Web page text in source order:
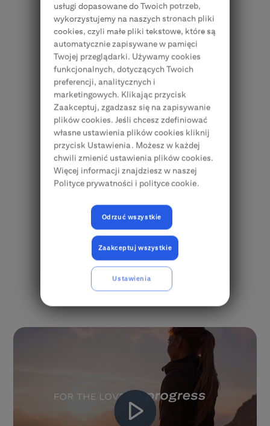
W Bankowości Przedsiębiorstw Citi
Handlowy wspieramy dynamicznie
rozwijające się firmy na każdym etapie ich
rozwoju, również za granicą. Dzięki naszej
przynależności do grupy Citi zapewniamy
dostęp do bankowości przedsiębiorstw
w blisko 100 krajach na całym świecie.
Nasi doradcy działają
w wyspecjalizowanych zespołach
branżowych i znają specyfikę lokalnego
rynku i Twojego biznesu. Dzięki temu są
gotowi podzielić się z Tobą unikalną wiedzą
i rozwiązaniami, które sprawdziły się
w danym sektorze.
Bądźmy w kontakcie
Skontaktuj się
usługi dopasowane do Twoich potrzeb,
wykorzystujemy na naszych stronach pliki
cookies, czyli małe pliki tekstowe, które są
automatycznie zapisywane w pamięci
Twojej przeglądarki. Używamy cookies
funkcjonalnych, dotyczących Twoich
preferencji, analitycznych i
marketingowych. Klikając przycisk
Zaakceptuj, zgadzasz się na zapisywanie
plików cookies. Jeśli chcesz zdefiniować
własne ustawienia plików cookies kliknij
przycisk Ustawienia. Możesz w każdej
chwili zmienić ustawienia plików cookies.
Więcej informacji znajdziesz w naszej
Polityce prywatności i polityce cookie.
Odrzuć wszystkie
Zaakceptuj wszystkie
Ustawienia